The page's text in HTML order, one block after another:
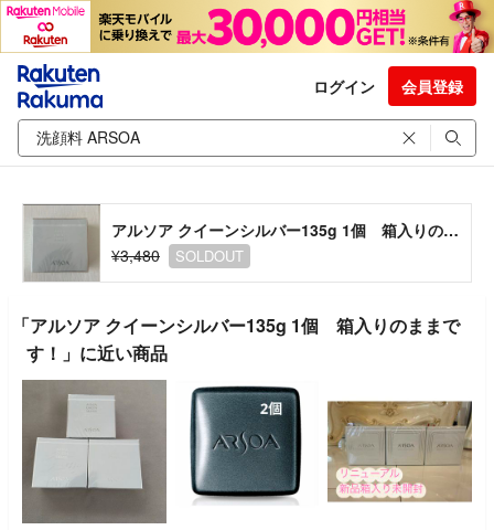
ログイン 会員登録
アルソア クイーンシルバー135g 1個 箱入りのままです！
¥3,480
SOLDOUT
「アルソア クイーンシルバー135g 1個 箱入りのままで
す！」に近い商品